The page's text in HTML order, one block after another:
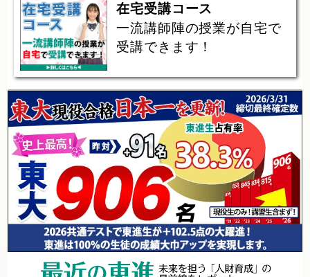
在宅受講コース
一流講師陣の授業が自宅で
受講できます！